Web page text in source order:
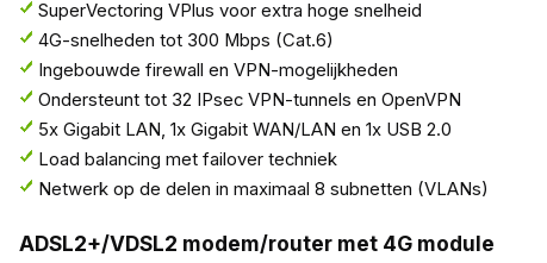
SuperVectoring VPlus voor extra hoge snelheid
4G-snelheden tot 300 Mbps (Cat.6)
Ingebouwde firewall en VPN-mogelijkheden
Ondersteunt tot 32 IPsec VPN-tunnels en OpenVPN
5x Gigabit LAN, 1x Gigabit WAN/LAN en 1x USB 2.0
Load balancing met failover techniek
Netwerk op de delen in maximaal 8 subnetten (VLANs)
ADSL2+/VDSL2 modem/router met 4G module